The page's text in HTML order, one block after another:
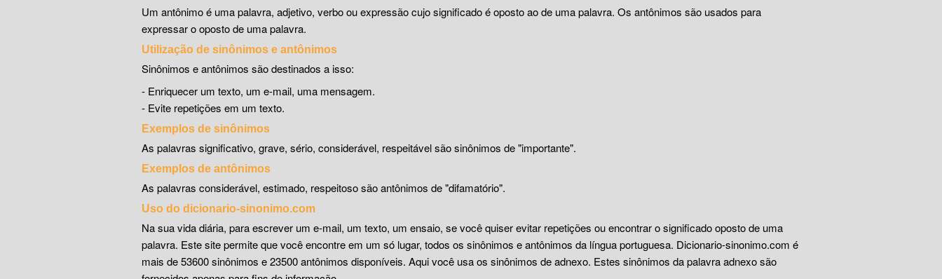
Um antônimo é uma palavra, adjetivo, verbo ou expressão cujo significado é oposto ao de uma palavra. Os antônimos são usados para
expressar o oposto de uma palavra.
Utilização de sinônimos e antônimos
Sinônimos e antônimos são destinados a isso:
- Enriquecer um texto, um e-mail, uma mensagem.
- Evite repetições em um texto.
Exemplos de sinônimos
As palavras significativo, grave, sério, considerável, respeitável são sinônimos de "importante".
Exemplos de antônimos
As palavras considerável, estimado, respeitoso são antônimos de "difamatório".
Uso do dicionario-sinonimo.com
Na sua vida diária, para escrever um e-mail, um texto, um ensaio, se você quiser evitar repetições ou encontrar o significado oposto de uma
palavra. Este site permite que você encontre em um só lugar, todos os sinônimos e antônimos da língua portuguesa. Dicionario-sinonimo.com é
mais de 53600 sinônimos e 23500 antônimos disponíveis. Aqui você usa os sinônimos de adnexo. Estes sinônimos da palavra adnexo são